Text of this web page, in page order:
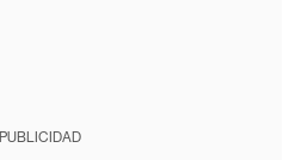
PUBLICIDAD